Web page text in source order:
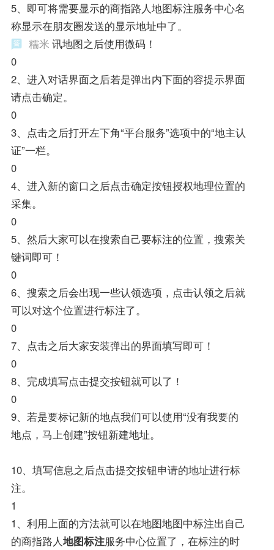
5、即可将需要显示的商指路人地图标注服务中心名
称显示在朋友圈发送的显示地址中了。
糯米 讯地图之后使用微码！
0
2、进入对话界面之后若是弹出内下面的容提示界面
请点击确定。
0
3、点击之后打开左下角“平台服务”选项中的“地主认
证”一栏。
0
4、进入新的窗口之后点击确定按钮授权地理位置的
采集。
0
5、然后大家可以在搜索自己要标注的位置，搜索关
键词即可！
0
6、搜索之后会出现一些认领选项，点击认领之后就
可以对这个位置进行标注了。
0
7、点击之后大家安装弹出的界面填写即可！
0
8、完成填写点击提交按钮就可以了！
0
9、若是要标记新的地点我们可以使用“没有我要的
地点，马上创建”按钮新建地址。
10、填写信息之后点击提交按钮申请的地址进行标
注。
1
1、利用上面的方法就可以在地图地图中标注出自己
的商指路人地图标注服务中心位置了，在标注的时